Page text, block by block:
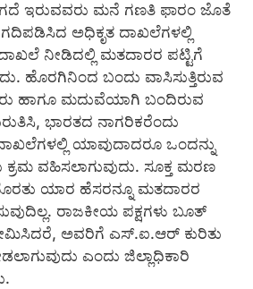
ಇರುವವರು ಮನೆ ಗಣತಿ ಫಾರಂ ಜೊತೆ
ಅಧಿಕೃತ ದಾಖಲೆಗಳಲ್ಲಿ
ನೀಡಿದಲ್ಲಿ ಮತದಾರರ ಪಟ್ಟಿಗೆ
ಹೊರಗಿನಿಂದ ಬಂದು ವಾಸಿಸುತ್ತಿರುವ
ಹಾಗೂ ಮದುವೆಯಾಗಿ ಬಂದಿರುವ
ಭಾರತದ ನಾಗರಿಕರೆಂದು
ಯಾವುದಾದರೂ ಒಂದನ್ನು
ಕ್ರಮ ವಹಿಸಲಾಗುವುದು. ಸೂಕ್ತ ಮರಣ
ಯಾರ ಹೆಸರನ್ನೂ ಮತದಾರರ
ರಾಜಕೀಯ ಪಕ್ಷಗಳು ಬೂತ್
ಅವರಿಗೆ ಎಸ್.ಐ.ಆರ್ ಕುರಿತು
ಎಂದು ಜಿಲ್ಲಾಧಿಕಾರಿ